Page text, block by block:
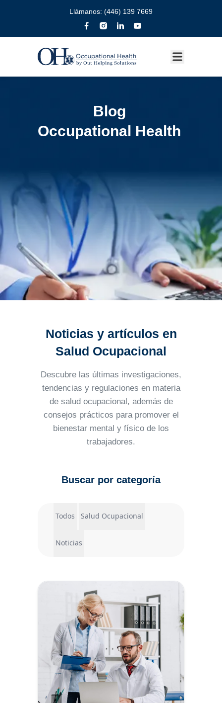
Llámanos: (446) 139 7669
Blog
Occupational Health
Noticias y artículos en
Salud Ocupacional
Descubre las últimas investigaciones,
tendencias y regulaciones en materia
de salud ocupacional, además de
consejos prácticos para promover el
bienestar mental y físico de los
trabajadores.
Buscar por categoría
Todos Salud Ocupacional
Noticias